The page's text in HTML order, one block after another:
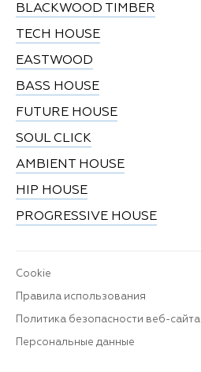
BLACKWOOD TIMBER
TECH HOUSE
EASTWOOD
BASS HOUSE
FUTURE HOUSE
SOUL CLICK
AMBIENT HOUSE
HIP HOUSE
PROGRESSIVE HOUSE
Cookie
Правила использования
Политика безопасности веб-сайта
Персональные данные